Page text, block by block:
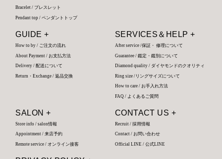
Bracelet / ブレスレット
Pendant top / ペンダントトップ
GUIDE +
How to by / ご注文の流れ
About Payment / お支払方法
Delivery / 配送について
Return・Exchange / 返品交換
SERVICES＆HELP +
After service /保証・ 修理について
Guarantee / 鑑定・鑑別について
Diamond quality / ダイヤモンドのクオリティ
Ring size /リングサイズについて
How to care / お手入れ方法
FAQ / よくあるご質問
SALON +
Store info / salon情報
Appointment / 来店予約
Remote service / オンライン接客
CONTACT US +
Recruit / 採用情報
Contact / お問い合わせ
Official LINE / 公式LINE